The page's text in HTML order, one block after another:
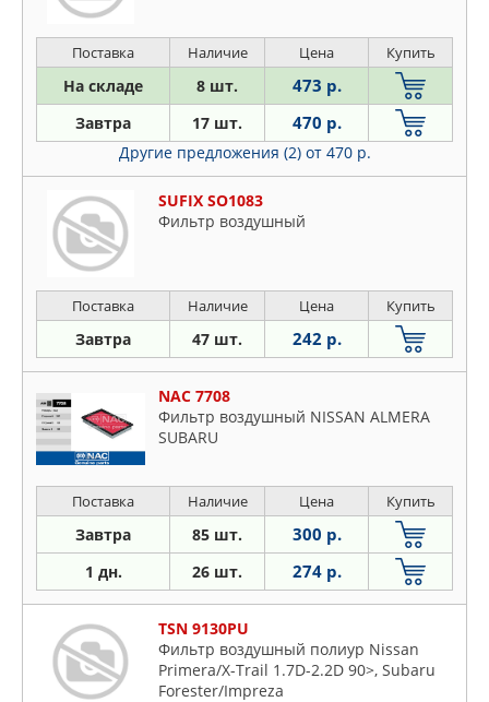
Поставка Наличие Цена Купить
На складе 8 шт. 473 р.
Завтра 17 шт. 470 р.
Другие предложения (2) от 470 р.
SUFIX SO1083
Фильтр воздушный
Поставка Наличие Цена Купить
Завтра 47 шт. 242 р.
NAC 7708
Фильтр воздушный NISSAN ALMERA
SUBARU
Поставка Наличие Цена Купить
Завтра 85 шт. 300 р.
1 дн. 26 шт. 274 р.
TSN 9130PU
Фильтр воздушный полиур Nissan
Primera/X-Trail 1.7D-2.2D 90>, Subaru
Forester/Impreza